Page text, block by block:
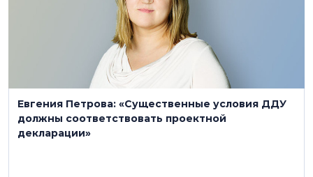
Евгения Петрова: «Существенные условия ДДУ
должны соответствовать проектной
декларации»